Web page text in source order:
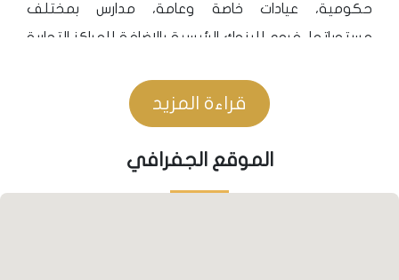
حكومية، عيادات خاصة وعامة، مدارس بمختلف
مستوياتها، فروع للبنوك الرئيسية بالإضافة للمراكز التجارية
المواصلات
تنقل القاطنين إلى مركز مدينة يلوا بكل بسهولة ويسر.
قراءة المزيد
الموقع الجفرافي